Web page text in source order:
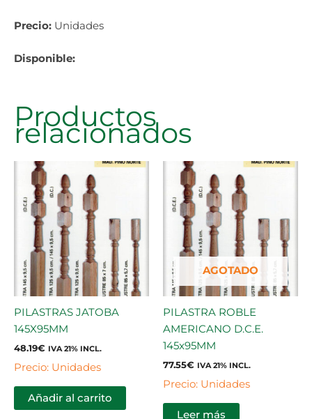
Precio: Unidades
Disponible:
Productos
relacionados
PILASTRAS JATOBA
145X95MM
48.19€ IVA 21% INCL.
Precio: Unidades
Añadir al carrito
AGOTADO
PILASTRA ROBLE
AMERICANO D.C.E.
145x95MM
77.55€ IVA 21% INCL.
Precio: Unidades
Leer más